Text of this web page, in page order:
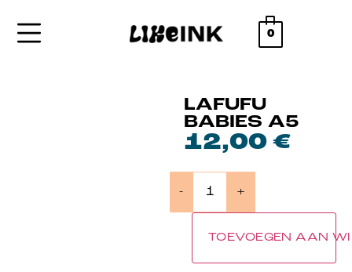
0
LAFUFU
BABIES A5
12,00 €
- +
TOEVOEGEN AAN